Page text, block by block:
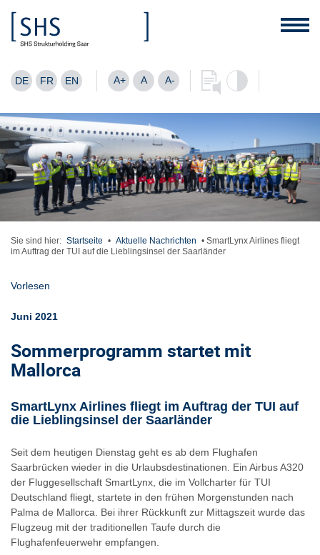
DE FR EN A+ A A-
Sie sind hier: Startseite • Aktuelle Nachrichten • SmartLynx Airlines fliegt
im Auftrag der TUI auf die Lieblingsinsel der Saarländer
Vorlesen
Juni 2021
Sommerprogramm startet mit
Mallorca
SmartLynx Airlines fliegt im Auftrag der TUI auf
die Lieblingsinsel der Saarländer
Seit dem heutigen Dienstag geht es ab dem Flughafen
Saarbrücken wieder in die Urlaubsdestinationen. Ein Airbus A320
der Fluggesellschaft SmartLynx, die im Vollcharter für TUI
Deutschland fliegt, startete in den frühen Morgenstunden nach
Palma de Mallorca. Bei ihrer Rückkunft zur Mittagszeit wurde das
Flugzeug mit der traditionellen Taufe durch die
Flughafenfeuerwehr empfangen.